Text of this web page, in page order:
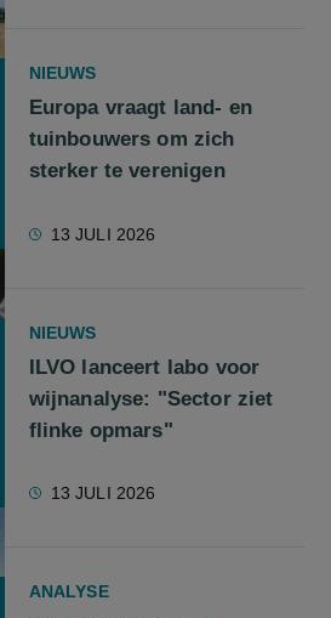
NIEUWS
Europa vraagt land- en
tuinbouwers om zich
sterker te verenigen
13 JULI 2026
NIEUWS
ILVO lanceert labo voor
wijnanalyse: "Sector ziet
flinke opmars"
13 JULI 2026
ANALYSE